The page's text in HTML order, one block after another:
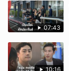
07:43
10:16